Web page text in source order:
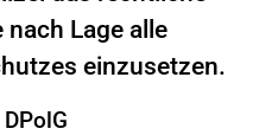
Lage alle
einzusetzen.
DPolG